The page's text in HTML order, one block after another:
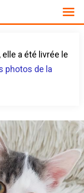
a été livrée le
photos de la